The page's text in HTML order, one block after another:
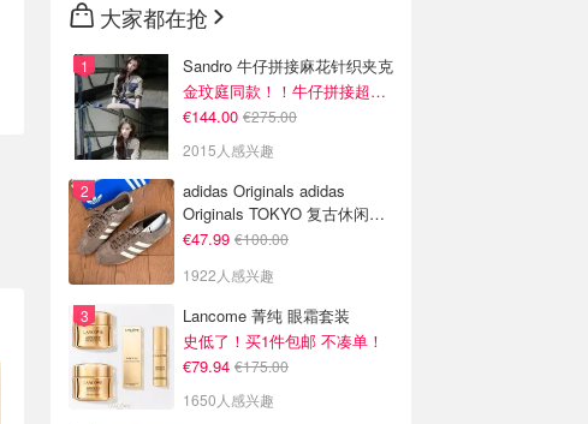
大家都在抢
Sandro 牛仔拼接麻花针织夹克
金玟庭同款！！牛仔拼接超有层次感
€144.00 €275.00
2015人感兴趣
adidas Originals adidas
Originals TOKYO 复古休闲鞋
深棕色
€47.99 €100.00
1922人感兴趣
Lancome 菁纯 眼霜套装
史低了！买1件包邮 不凑单！
€79.94 €175.00
1650人感兴趣